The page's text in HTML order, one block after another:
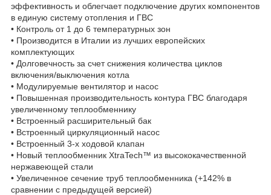
эффективность и облегчает подключение других компонентов
в единую систему отопления и ГВС
• Контроль от 1 до 6 температурных зон
• Производится в Италии из лучших европейских
комплектующих
• Долговечность за счет снижения количества циклов
включения/выключения котла
• Модулируемые вентилятор и насос
• Повышенная производительность контура ГВС благодаря
увеличенному теплообменнику
• Встроенный расширительный бак
• Встроенный циркуляционный насос
• Встроенный 3-х ходовой клапан
• Новый теплообменник XtraTech™ из высококачественной
нержавеющей стали
• Увеличенное сечение труб теплообменника (+142% в
сравнении с предыдущей версией)